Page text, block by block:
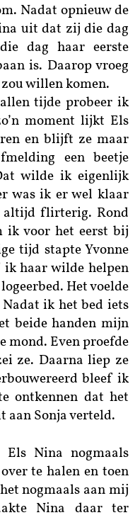
Nadat opnieuw de
uit dat zij die dag
dag haar eerste
is. Daarop vroeg
willen komen.
tijde probeer ik
moment lijkt Els
en blijft ze maar
een beetje
wilde ik eigenlijk
was ik er wel klaar
altijd flirterig. Rond
ik voor het eerst bij
tijd stapte Yvonne
haar wilde helpen
Het voelde
ik het bed iets
beide handen mijn
mond. Even proefde
ze. Daarna liep ze
bleef ik
ontkennen dat het
aan Sonja verteld.
Els Nina nogmaals
te halen en toen
nogmaals aan mij
Nina daar ter